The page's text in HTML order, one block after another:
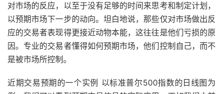
对市场的反应，以至于没有足够的时间来思考和制定计划，
以预期市场下一步的动向。坦白地说，那些仅对市场做出反
应的交易者表现得更接近动物本能，这往往是他们亏损的原
因。专业的交易者懂得如何预期市场，他们控制自己，而不
是被市场所控制。
近期交易预期的一个实例 以标准普尔500指数的日线图为